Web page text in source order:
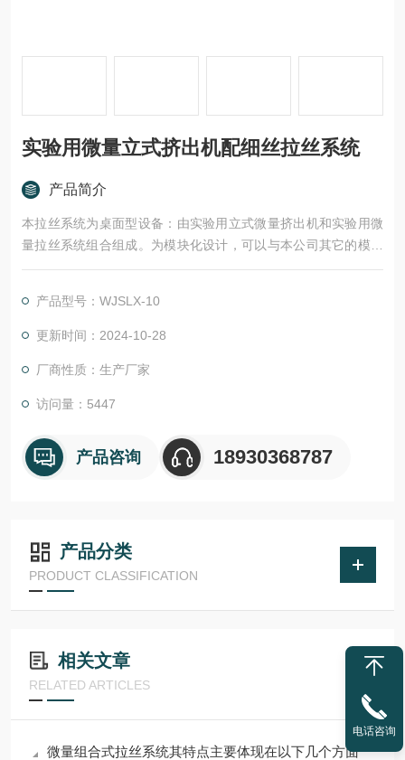
实验用微量立式挤出机配细丝拉丝系统
产品简介
本拉丝系统为桌面型设备：由实验用立式微量挤出机和实验用微
量拉丝系统组合组成。为模块化设计，可以与本公司其它的模块
配套使用。
产品型号：WJSLX-10
更新时间：2024-10-28
厂商性质：生产厂家
访问量：5447
产品咨询 18930368787
产品分类
PRODUCT CLASSIFICATION
相关文章
RELATED ARTICLES
微量组合式拉丝系统其特点主要体现在以下几个方面
电话咨询